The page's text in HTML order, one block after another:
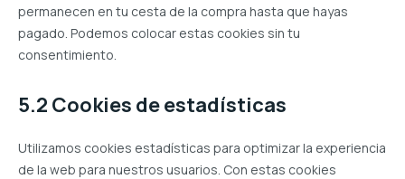
permanecen en tu cesta de la compra hasta que hayas
pagado. Podemos colocar estas cookies sin tu
consentimiento.
5.2 Cookies de estadísticas
Utilizamos cookies estadísticas para optimizar la experiencia
de la web para nuestros usuarios. Con estas cookies